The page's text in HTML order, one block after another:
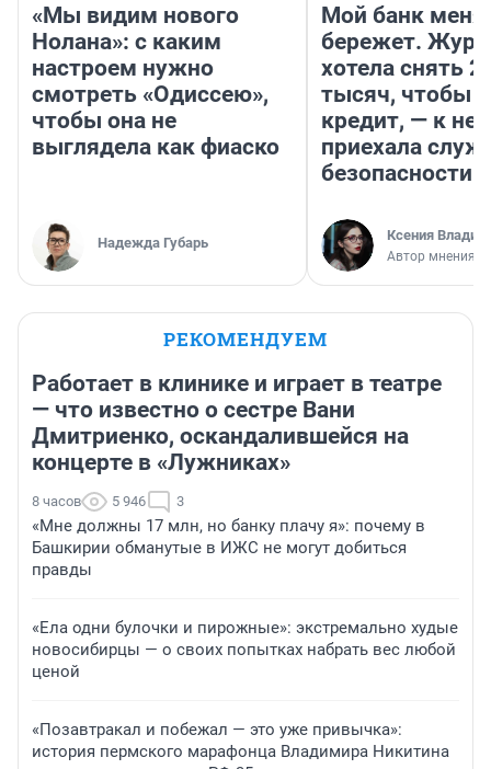
«Мы видим нового
Нолана»: с каким
настроем нужно
смотреть «Одиссею»,
чтобы она не
выглядела как фиаско
Надежда Губарь
Мой банк меня
бережет.
хотела снять
тысяч, чтобы
кредит, — к
приехала
безопасности
Ксения
Автор мнения
РЕКОМЕНДУЕМ
Работает в клинике и играет в театре
— что известно о сестре Вани
Дмитриенко, оскандалившейся на
концерте в «Лужниках»
8 часов 5 946 3
«Мне должны 17 млн, но банку плачу я»: почему в
Башкирии обманутые в ИЖС не могут добиться
правды
«Ела одни булочки и пирожные»: экстремально худые
новосибирцы — о своих попытках набрать вес любой
ценой
«Позавтракал и побежал — это уже привычка»:
история пермского марафонца Владимира Никитина